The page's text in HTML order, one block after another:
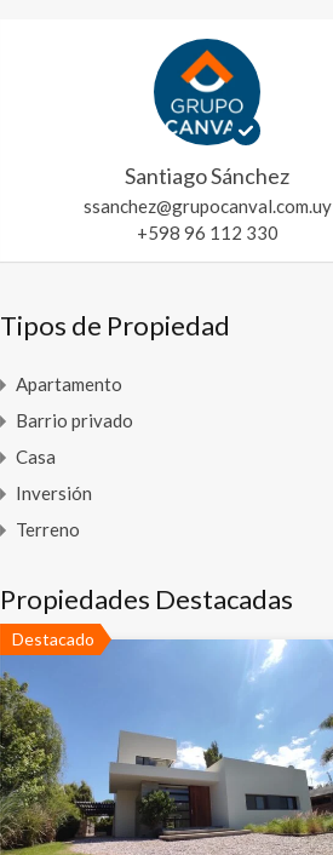
Santiago Sánchez
ssanchez@grupocanval.com.uy
+598 96 112 330
Tipos de Propiedad
Apartamento
Barrio privado
Casa
Inversión
Terreno
Propiedades Destacadas
Destacado